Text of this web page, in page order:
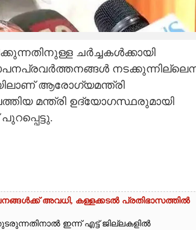
ചർച്ചകൾക്കായി
ആരോഗ്യമന്ത്രി
മന്ത്രി ഉദ്യോഗസ്ഥരുമായി
അവധി, കള്ളക്കടൽ പ്രതിഭാസത്തിൽ
ഇന്ന് എട്ട് ജില്ലകളിൽ